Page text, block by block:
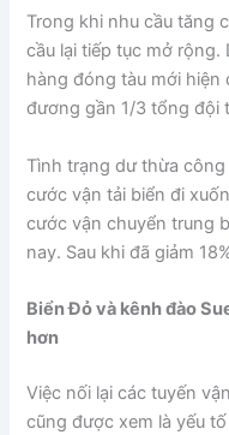
Trong khi nhu cầu tăng
cầu lại tiếp tục mở
hàng đóng tàu mới hiện
đương gần 1/3 tổng đội
Tình trạng dư thừa
cước vận tải biển đi
cước vận chuyển trung
nay. Sau khi đã giảm
Biển Đỏ và kênh đào
hơn
Việc nối lại các tuyến
cũng được xem là yếu